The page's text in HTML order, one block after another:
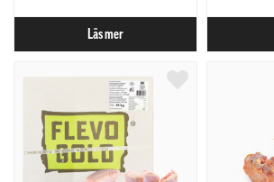
Läs mer